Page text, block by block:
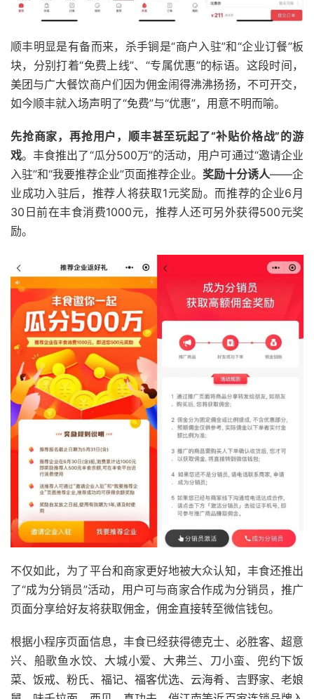
顺丰明显是有备而来，杀手锏是“商户入驻”和“企业订餐”板
块，分别打着“免费上线”、“专属优惠”的标语。这段时间，
美团与广大餐饮商户们因为佣金闹得沸沸扬扬，不可开交，
如今顺丰就入场声明了“免费”与“优惠”，用意不明而喻。
先抢商家，再抢用户，顺丰甚至玩起了“补贴价格战”的游
戏。丰食推出了“瓜分500万”的活动，用户可通过“邀请企业
入驻”和“我要推荐企业”页面推荐企业。 奖励十分诱人——企
业成功入驻后，推荐人将获取1元奖励。而推荐的企业6月
30日前在丰食消费1000元，推荐人还可另外获得500元奖
励。
不仅如此，为了平台和商家更好地被大众认知，丰食还推出
了“成为分销员”活动，用户可与商家合作成为分销员，推广
页面分享给好友将获取佣金，佣金直接转至微信钱包。
根据小程序页面信息，丰食已经获得德克士、必胜客、超意
兴、船歌鱼水饺、大城小爱、大弗兰、刀小蛮、兜约下饭
菜、饭戒、粉氏、福记、福客优选、云海肴、吉野家、老娘